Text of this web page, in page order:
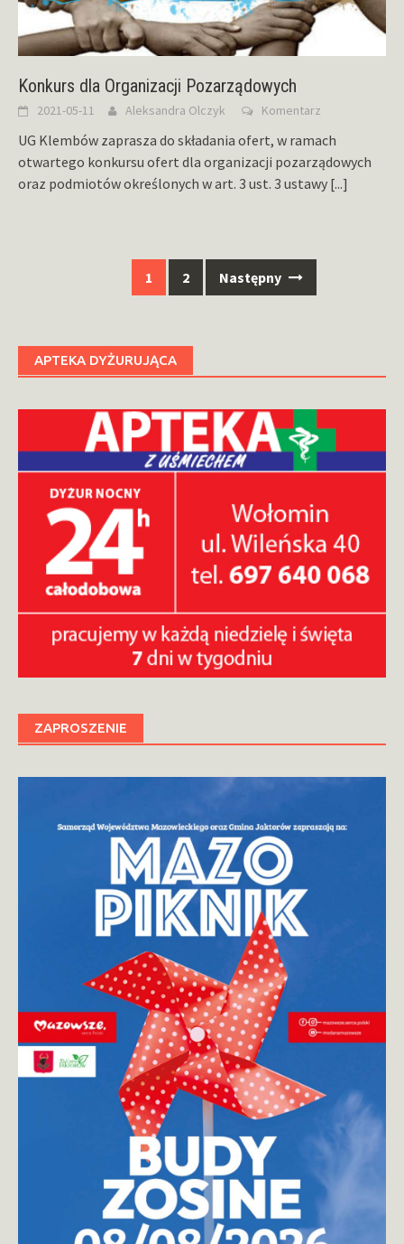
Konkurs dla Organizacji Pozarządowych
2021-05-11 Aleksandra Olczyk Komentarz
UG Klembów zaprasza do składania ofert, w ramach
otwartego konkursu ofert dla organizacji pozarządowych
oraz podmiotów określonych w art. 3 ust. 3 ustawy [...]
1 2 Następny
APTEKA DYŻURUJĄCA
ZAPROSZENIE